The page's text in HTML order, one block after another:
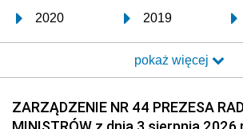
2020 2019
2017 2016
2014 2013
2011 2010
pokaż więcej
ZARZĄDZENIE NR 44 PREZESA